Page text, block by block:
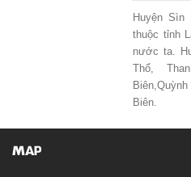
Huyện Sìn
thuộc tỉnh
nước ta.
Thổ,
Biên.
MAP